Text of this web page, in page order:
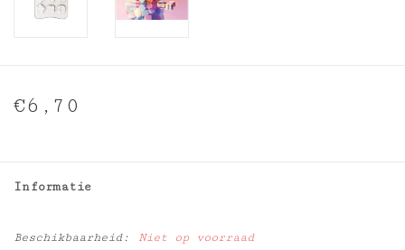
€6,70
Informatie
Beschikbaarheid: Niet op voorraad